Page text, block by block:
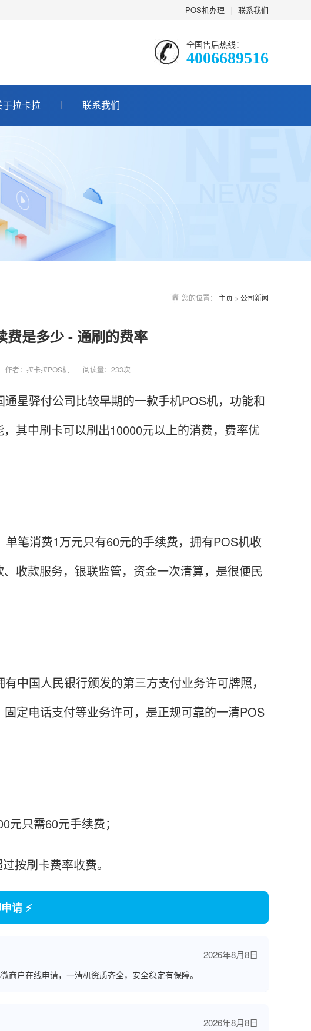
POS机办理 联系我们
全国售后热线：
4006689516
于拉卡拉 联系我们
您的位置： 主页 > 公司新闻
费是多少 - 通刷的费率
作者：拉卡拉POS机 阅读量：233次
星驿付公司比较早期的一款手机POS机，功能和
其中刷卡可以刷出10000元以上的消费，费率优
笔消费1万元只有60元的手续费，拥有POS机收
收款服务，银联监管，资金一次清算，是很便民
中国人民银行颁发的第三方支付业务许可牌照，
定电话支付等业务许可，是正规可靠的一清POS
只需60元手续费；
按刷卡费率收费。
请 ⚡
2026年8月8日
商户在线申请，一清机资质齐全，安全稳定有保障。
2026年8月8日